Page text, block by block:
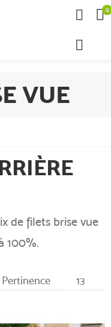
 0
VUE
de filets brise vue
100%.
Pertinence 13